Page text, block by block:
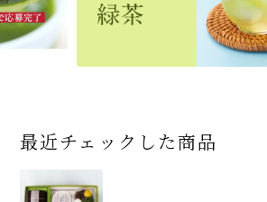
商品一覧はこちら
商品一覧はこちら
商品一覧はこちら
商品一覧はこちら
商品一覧はこちら
最近チェックした商品